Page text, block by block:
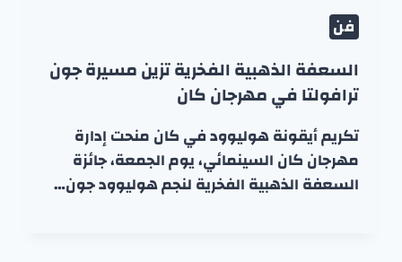
فن
السعفة الذهبية الفخرية تزين مسيرة جون
ترافولتا في مهرجان كان
تكريم أيقونة هوليوود في كان منحت إدارة
مهرجان كان السينمائي، يوم الجمعة، جائزة
السعفة الذهبية الفخرية لنجم هوليوود جون…